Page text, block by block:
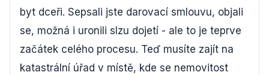
byt dceři. Sepsali jste darovací smlouvu, objali
se, možná i uronili slzu dojetí - ale to je teprve
začátek celého procesu. Teď musíte zajít na
katastrální úřad v místě, kde se nemovitost